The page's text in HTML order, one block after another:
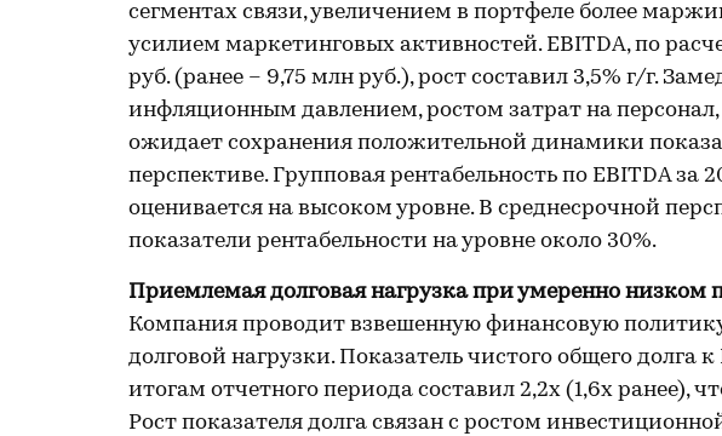
сегментах связи, увеличением в портфеле более
усилием маркетинговых активностей. EBITDA, по
руб. (ранее – 9,75 млн руб.), рост составил 3,5% г/г.
инфляционным давлением, ростом затрат на персонал,
ожидает сохранения положительной динамики
перспективе. Групповая рентабельность по EBITDA за
оценивается на высоком уровне. В среднесрочной
показатели рентабельности на уровне около 30%.
Приемлемая долговая нагрузка при умеренно
Компания проводит взвешенную финансовую
долговой нагрузки. Показатель чистого общего долга
итогам отчетного периода составил 2,2х (1,6х ранее),
Рост показателя долга связан с ростом